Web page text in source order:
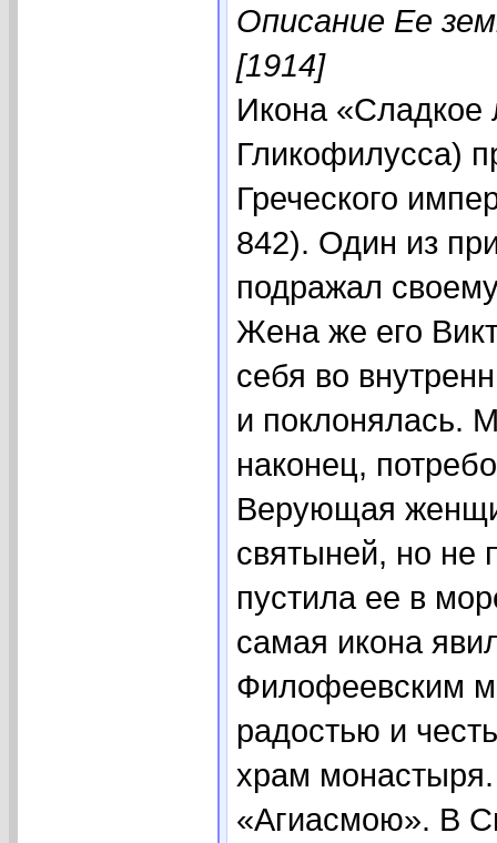
Описание Ее
[1914]
Икона «Сладкое
Гликофилусса)
Греческого
842). Один из
подражал
Жена же его
себя во
и поклонялась.
наконец,
Верующая
святыней, но не
пустила ее в
самая икона
Филофеевским
радостью и
храм
«Агиасмою». В